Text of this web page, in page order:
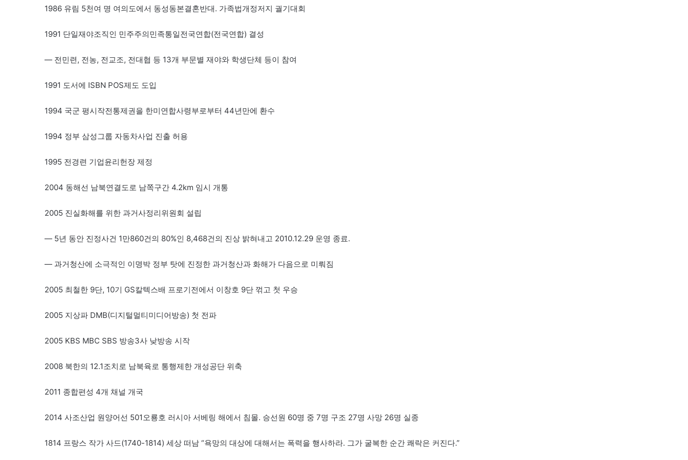
1986 유림 5천여 명 여의도에서 동성동본결혼반대. 가족법개정저지 궐기대회
1991 단일재야조직인 민주주의민족통일전국연합(전국연합) 결성
— 전민련, 전농, 전교조, 전대협 등 13개 부문별 재야와 학생단체 등이 참여
1991 도서에 ISBN POS제도 도입
1994 국군 평시작전통제권을 한미연합사령부로부터 44년만에 환수
1994 정부 삼성그룹 자동차사업 진출 허용
1995 전경련 기업윤리헌장 제정
2004 동해선 남북연결도로 남쪽구간 4.2km 임시 개통
2005 진실화해를 위한 과거사정리위원회 설립
— 5년 동안 진정사건 1만860건의 80%인 8,468건의 진상 밝혀내고 2010.12.29 운영 종료.
— 과거청산에 소극적인 이명박 정부 탓에 진정한 과거청산과 화해가 다음으로 미뤄짐
2005 최철한 9단, 10기 GS칼텍스배 프로기전에서 이창호 9단 꺾고 첫 우승
2005 지상파 DMB(디지털멀티미디어방송) 첫 전파
2005 KBS MBC SBS 방송3사 낮방송 시작
2008 북한의 12.1조치로 남북육로 통행제한 개성공단 위축
2011 종합편성 4개 채널 개국
2014 사조산업 원양어선 501오룡호 러시아 서베링 해에서 침몰. 승선원 60명 중 7명 구조 27명 사망 26명 실종
1814 프랑스 작가 사드(1740-1814) 세상 떠남 “욕망의 대상에 대해서는 폭력을 행사하라. 그가 굴복한 순간 쾌락은 커진다.”